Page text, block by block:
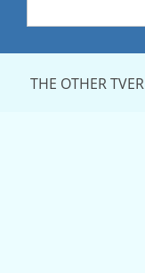
THE OTHER